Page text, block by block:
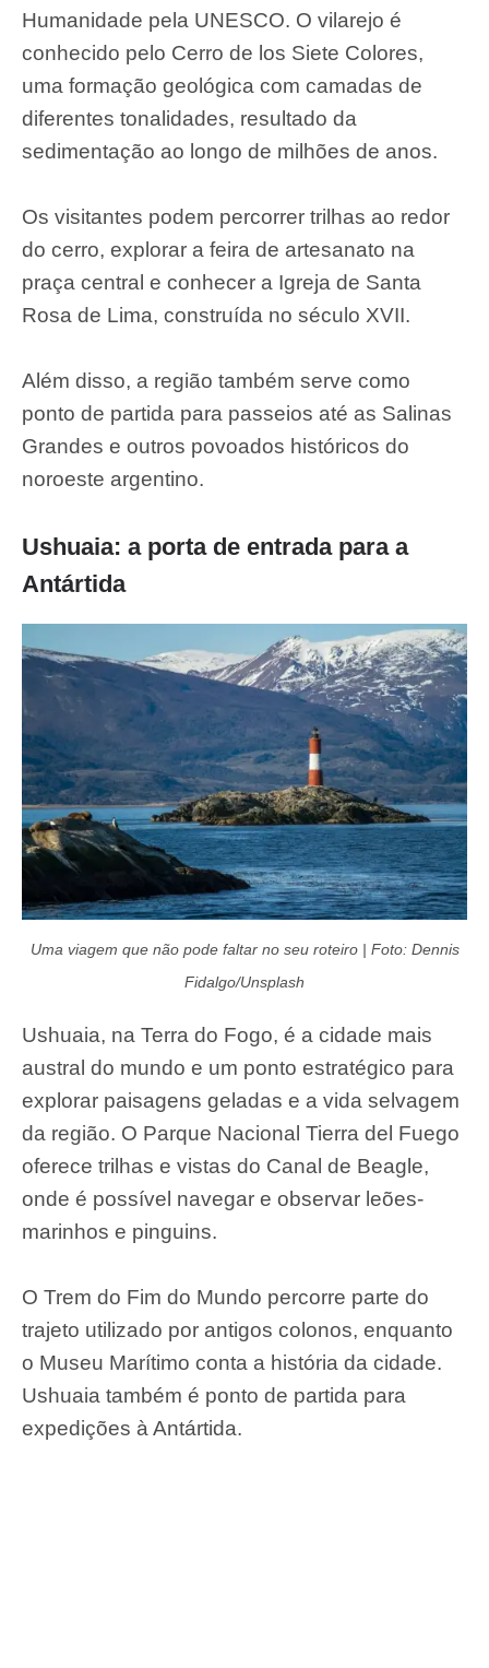
Humanidade pela UNESCO. O vilarejo é
conhecido pelo Cerro de los Siete Colores,
uma formação geológica com camadas de
diferentes tonalidades, resultado da
sedimentação ao longo de milhões de anos.
Os visitantes podem percorrer trilhas ao redor
do cerro, explorar a feira de artesanato na
praça central e conhecer a Igreja de Santa
Rosa de Lima, construída no século XVII.
Além disso, a região também serve como
ponto de partida para passeios até as Salinas
Grandes e outros povoados históricos do
noroeste argentino.
Ushuaia: a porta de entrada para a
Antártida
Uma viagem que não pode faltar no seu roteiro | Foto: Dennis
Fidalgo/Unsplash
Ushuaia, na Terra do Fogo, é a cidade mais
austral do mundo e um ponto estratégico para
explorar paisagens geladas e a vida selvagem
da região. O Parque Nacional Tierra del Fuego
oferece trilhas e vistas do Canal de Beagle,
onde é possível navegar e observar leões-
marinhos e pinguins.
O Trem do Fim do Mundo percorre parte do
trajeto utilizado por antigos colonos, enquanto
o Museu Marítimo conta a história da cidade.
Ushuaia também é ponto de partida para
expedições à Antártida.